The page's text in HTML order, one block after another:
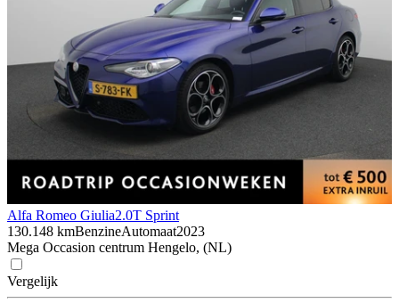
Alfa Romeo Giulia2.0T Sprint
130.148 kmBenzineAutomaat2023
Mega Occasion centrum Hengelo, (NL)
Vergelijk